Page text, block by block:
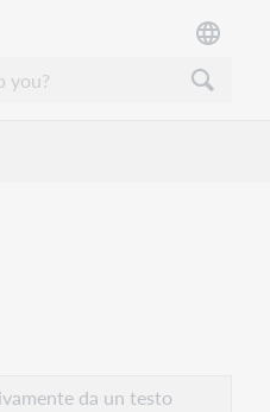
da un testo